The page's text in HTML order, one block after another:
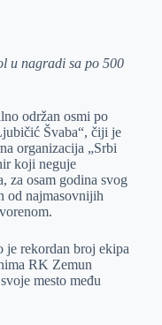
u nagradi sa po 500
održan osmi po
Švaba“, čiji je
organizacija „Srbi
koji neguje
za osam godina svog
od najmasovnijih
rekordan broj ekipa
RK Zemun
mesto među